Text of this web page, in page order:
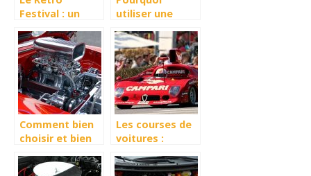
Festival : un
pas manquer
utiliser une
hybride ?
Comment bien
choisir et bien
voiture ?
Les courses de
voitures :
risques